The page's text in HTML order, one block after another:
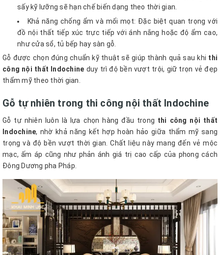
sấy kỹ lưỡng sẽ hạn chế biến dạng theo thời gian.
Khả năng chống ẩm và mối mọt: Đặc biệt quan trọng với
đồ nội thất tiếp xúc trực tiếp với ánh nắng hoặc độ ẩm cao,
như cửa sổ, tủ bếp hay sàn gỗ.
Gỗ được chọn đúng chuẩn kỹ thuật sẽ giúp thành quả sau khi thi
công nội thất Indochine duy trì độ bền vượt trội, giữ trọn vẻ đẹp
thẩm mỹ theo thời gian.
Gỗ tự nhiên trong thi công nội thất Indochine
Gỗ tự nhiên luôn là lựa chọn hàng đầu trong thi công nội thất
Indochine, nhờ khả năng kết hợp hoàn hảo giữa thẩm mỹ sang
trọng và độ bền vượt thời gian. Chất liệu này mang đến vẻ mộc
mạc, ấm áp cũng như phản ánh giá trị cao cấp của phong cách
Đông Dương pha Pháp.